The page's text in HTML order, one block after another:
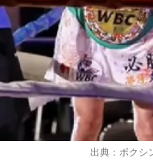
出典：ボクシ